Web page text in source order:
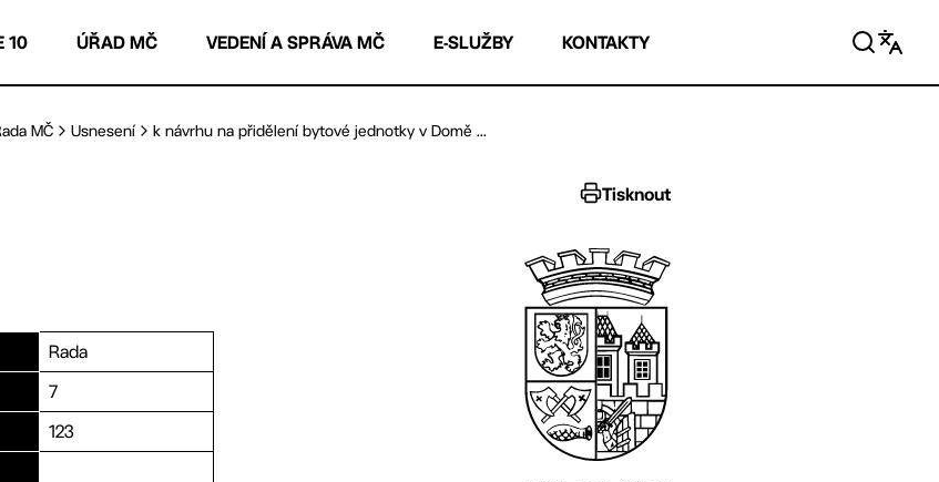
10 ÚŘAD MČ VEDENÍ A SPRÁVA MČ E-SLUŽBY KONTAKTY
MČ Usnesení k návrhu na přidělení bytové jednotky v Domě ...
Tisknout
Rada
7
123